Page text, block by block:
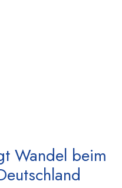
Wandel beim